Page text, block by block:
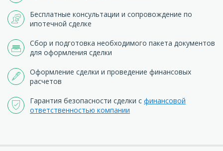
Бесплатные консультации и сопровождение по
ипотечной сделке
Сбор и подготовка необходимого пакета документов
для оформления сделки
Оформление сделки и проведение финансовых
расчетов
Гарантия безопасности сделки с финансовой
ответственностью компании